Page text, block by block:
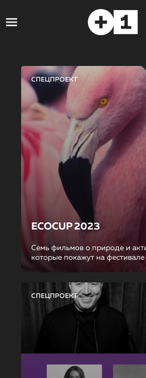
СПЕЦПРОЕКТ
ECOCUP 2023
Семь фильмов о природе и
которые покажут на
СПЕЦПРОЕКТ